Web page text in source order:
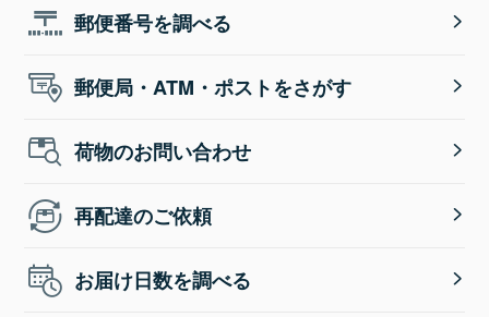
郵便番号を調べる
郵便局・ATM・ポストをさがす
荷物のお問い合わせ
再配達のご依頼
お届け日数を調べる